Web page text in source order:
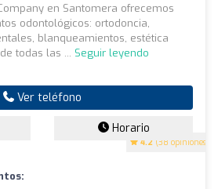
4.2 (38 opiniones)
en Santomera ofrecemos
odontológicos: ortodoncia,
blanqueamientos, estética
todas las ... Seguir leyendo
Ver teléfono
Horario